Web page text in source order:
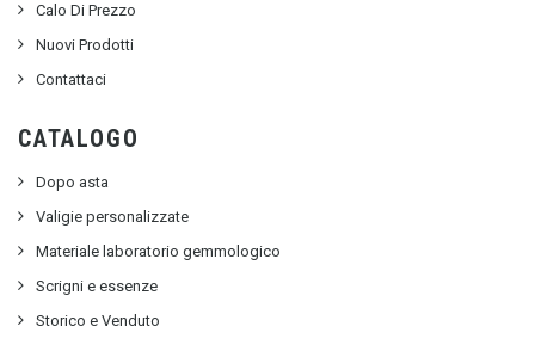
Calo Di Prezzo
Nuovi Prodotti
Contattaci
CATALOGO
Dopo asta
Valigie personalizzate
Materiale laboratorio gemmologico
Scrigni e essenze
Storico e Venduto